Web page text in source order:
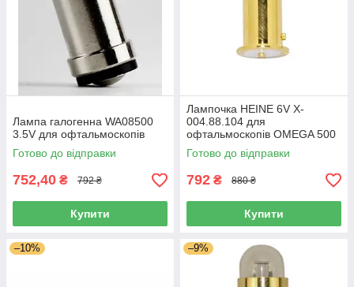
Лампа галогенна WA08500
3.5V для офтальмоскопів
Готово до відправки
752,40 ₴ 792 ₴
Купити
Лампочка HEINE 6V X-
004.88.104 для
офтальмоскопів OMEGA 500
Готово до відправки
792 ₴ 880 ₴
Купити
–10% –9%